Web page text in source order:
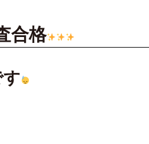
合格